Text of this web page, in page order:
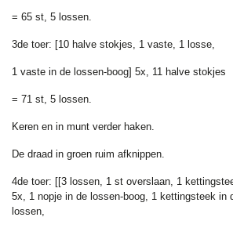
= 65 st, 5 lossen.
3de toer: [10 halve stokjes, 1 vaste, 1 losse,
1 vaste in de lossen-boog] 5x, 11 halve stokjes
= 71 st, 5 lossen.
Keren en in munt verder haken.
De draad in groen ruim afknippen.
4de toer: [[3 lossen, 1 st overslaan, 1
5x, 1 nopje in de lossen-boog, 1 kettingsteek in
lossen,